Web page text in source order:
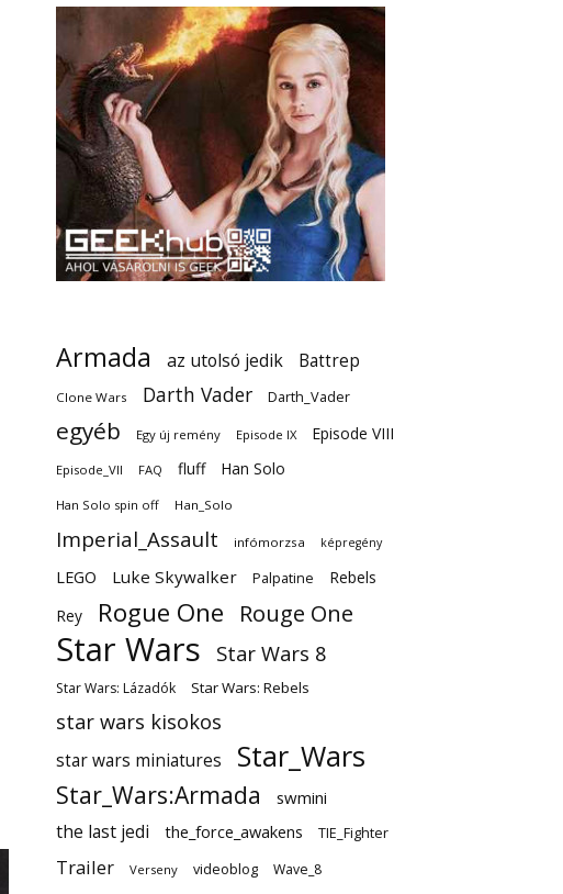
Armada az utolsó jedik Battrep
Clone Wars Darth Vader Darth_Vader
egyéb Egy új remény Episode IX Episode VIII
Episode_VII FAQ fluff Han Solo
Han Solo spin off Han_Solo
Imperial_Assault infómorzsa képregény
LEGO Luke Skywalker Palpatine
Rebels
Rey
Rogue One Rouge One
Star Wars Star Wars 8
Star Wars: Lázadók Star Wars: Rebels
star wars kisokos
star wars miniatures Star_Wars
Star_Wars:Armada swmini
the last jedi the_force_awakens TIE_Fighter
Trailer Verseny videoblog Wave_8